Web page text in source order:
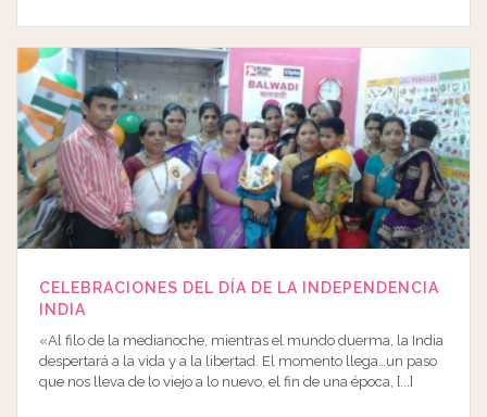
CELEBRACIONES DEL DÍA DE LA INDEPENDENCIA
INDIA
«Al filo de la medianoche, mientras el mundo duerma, la India
despertará a la vida y a la libertad. El momento llega…un paso
que nos lleva de lo viejo a lo nuevo, el fin de una época, [...]